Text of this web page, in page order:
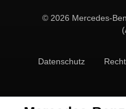
© 2026 Mercedes-
Datenschutz